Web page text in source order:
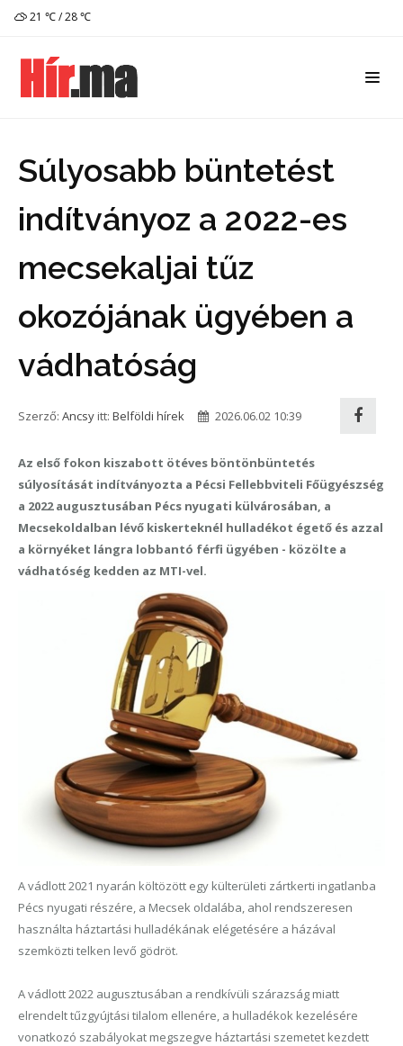
21 ℃ / 28 ℃
Súlyosabb büntetést
indítványoz a 2022-es
mecsekaljai tűz
okozójának ügyében a
vádhatóság
Szerző: Ancsy itt: Belföldi hírek 2026.06.02 10:39
Az első fokon kiszabott ötéves böntönbüntetés
súlyosítását indítványozta a Pécsi Fellebbviteli Főügyészség
a 2022 augusztusában Pécs nyugati külvárosában, a
Mecsekoldalban lévő kiskerteknél hulladékot égető és azzal
a környéket lángra lobbantó férfi ügyében - közölte a
vádhatóség kedden az MTI-vel.
A vádlott 2021 nyarán költözött egy külterületi zártkerti ingatlanba
Pécs nyugati részére, a Mecsek oldalába, ahol rendszeresen
használta háztartási hulladékának elégetésére a házával
szemközti telken levő gödröt.
A vádlott 2022 augusztusában a rendkívüli szárazság miatt
elrendelt tűzgyújtási tilalom ellenére, a hulladékok kezelésére
vonatkozó szabályokat megszegve háztartási szemetet kezdett